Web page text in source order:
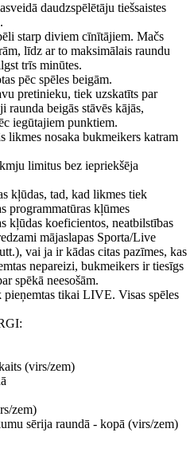
daudzspēlētāju tiešsaistes
starp diviem cīnītājiem. Mačs
līdz ar to maksimālais raundu
trīs minūtes.
pēc spēles beigām.
pretinieku, tiek uzskatīts par
raunda beigās stāvēs kājās,
iegūtajiem punktiem.
likmes nosaka bukmeikers katram
limitus bez iepriekšēja
kļūdas, tad, kad likmes tiek
programmatūras kļūmes
kļūdas koeficientos, neatbilstības
mājaslapas Sporta/Live
vai ja ir kādas citas pazīmes, kas
nepareizi, bukmeikers ir tiesīgs
spēkā neesošām.
tikai LIVE. Visas spēles
(virs/zem)
zem)
sērija raundā - kopā (virs/zem)